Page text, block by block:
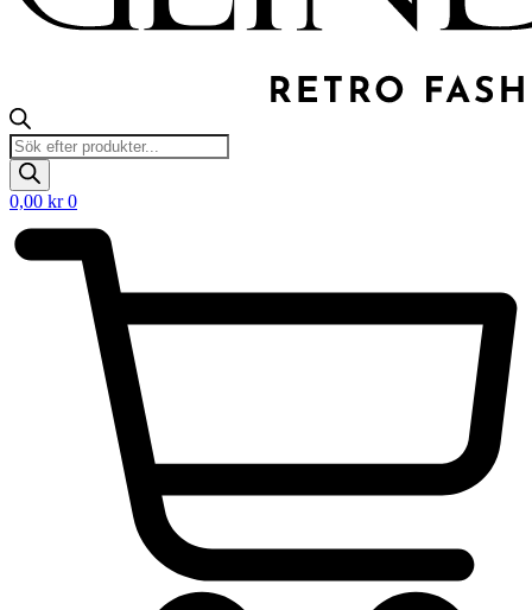
Products
search
0,00 kr 0